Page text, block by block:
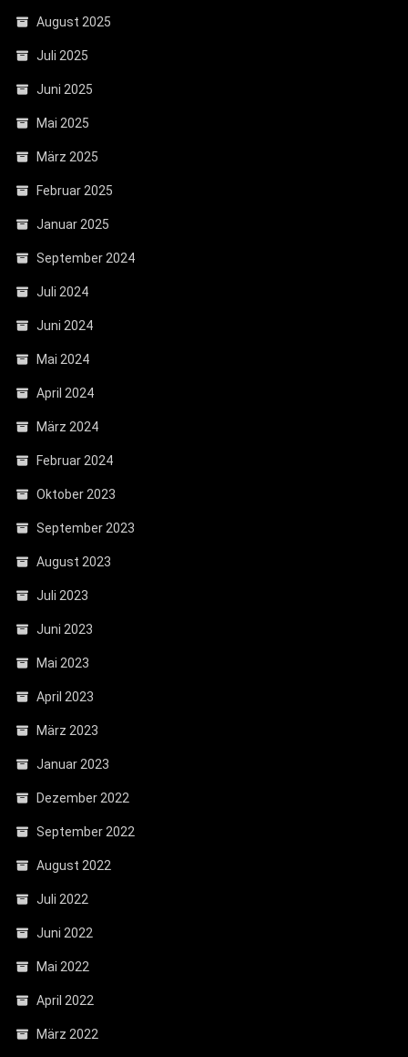
August 2025
Juli 2025
Juni 2025
Mai 2025
März 2025
Februar 2025
Januar 2025
September 2024
Juli 2024
Juni 2024
Mai 2024
April 2024
März 2024
Februar 2024
Oktober 2023
September 2023
August 2023
Juli 2023
Juni 2023
Mai 2023
April 2023
März 2023
Januar 2023
Dezember 2022
September 2022
August 2022
Juli 2022
Juni 2022
Mai 2022
April 2022
März 2022